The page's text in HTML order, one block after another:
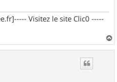
Visitez le site Clic0 -----
a